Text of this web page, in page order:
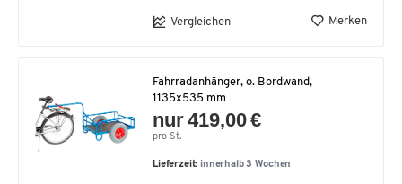
Vergleichen Merken
Fahrradanhänger, o. Bordwand,
1135x535 mm
nur 419,00 €
pro St.
Lieferzeit: innerhalb 3 Wochen